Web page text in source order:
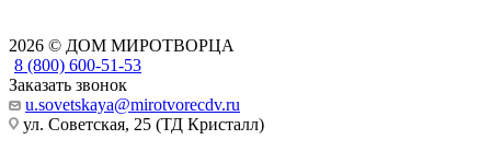
2026 © ДОМ МИРОТВОРЦА
8 (800) 600-51-53
Заказать звонок
u.sovetskaya@mirotvorecdv.ru
ул. Советская, 25 (ТД Кристалл)